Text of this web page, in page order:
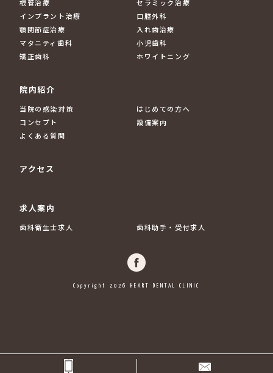
根管治療
セラミック治療
インプラント治療
口腔外科
顎関節症治療
入れ歯治療
マタニティ歯科
小児歯科
矯正歯科
ホワイトニング
院内紹介
当院の感染対策
はじめての方へ
コンセプト
設備案内
よくある質問
アクセス
求人案内
歯科衛生士求人 歯科助手・受付求人
Copyright 2026 HEART DENTAL CLINIC